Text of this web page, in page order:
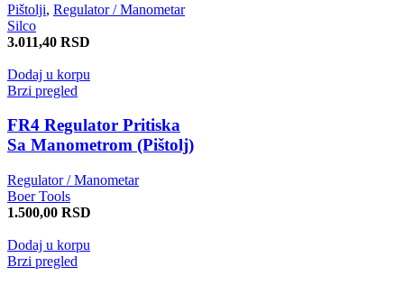
Pištolji, Regulator / Manometar
Silco
3.011,40 RSD
Dodaj u korpu
Brzi pregled
FR4 Regulator Pritiska
Sa Manometrom (Pištolj)
Regulator / Manometar
Boer Tools
1.500,00 RSD
Dodaj u korpu
Brzi pregled